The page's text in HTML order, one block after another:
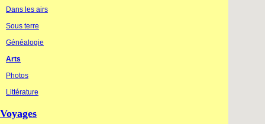
Dans les airs
Sous terre
Généalogie
Arts
Photos
Littérature
Voyages